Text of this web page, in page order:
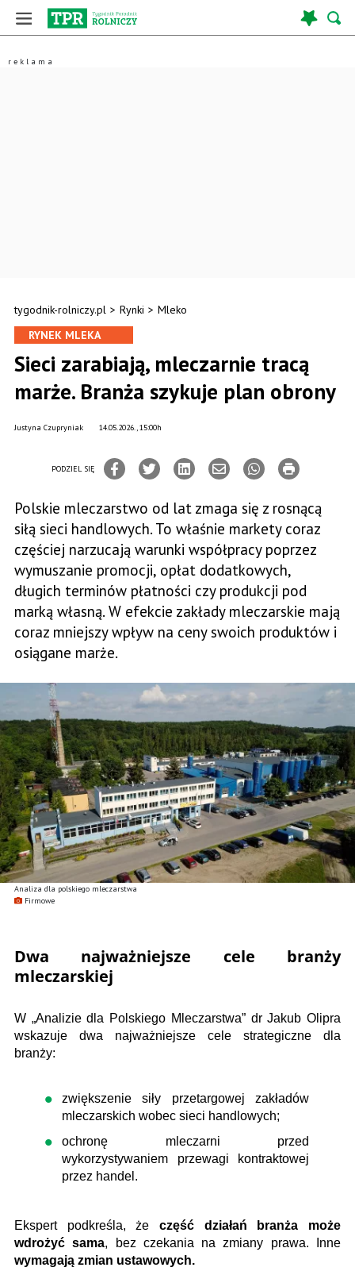
tygodnik-rolniczy.pl > Rynki > Mleko
Analiza dla polskiego mleczarstwa
Firmowe
RYNEK MLEKA
Sieci zarabiają, mleczarnie tracą
marże. Branża szykuje plan obrony
14.05.2026., 15:00h
Justyna Czupryniak
PODZIEL SIĘ
Polskie mleczarstwo od lat zmaga się z rosnącą
siłą sieci handlowych. To właśnie markety coraz
częściej narzucają warunki współpracy poprzez
wymuszanie promocji, opłat dodatkowych,
długich terminów płatności czy produkcji pod
marką własną. W efekcie zakłady mleczarskie mają
coraz mniejszy wpływ na ceny swoich produktów i
osiągane marże.
Dwa najważniejsze cele branży
mleczarskiej
W „Analizie dla Polskiego Mleczarstwa” dr Jakub Olipra
wskazuje dwa najważniejsze cele strategiczne dla
branży:
zwiększenie siły przetargowej zakładów
mleczarskich wobec sieci handlowych;
ochronę mleczarni przed
wykorzystywaniem przewagi kontraktowej
przez handel.
Ekspert podkreśla, że część działań branża może
wdrożyć sama, bez czekania na zmiany prawa. Inne
wymagają zmian ustawowych.